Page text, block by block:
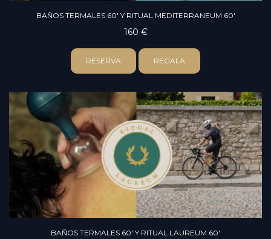
BAÑOS TERMALES 60' Y RITUAL MEDITERRANEUM 60'
160 €
RESERVA REGALA
BAÑOS TERMALES 60' Y RITUAL LAUREUM 60'